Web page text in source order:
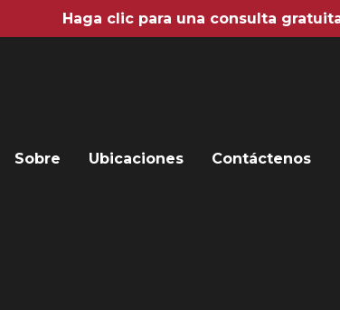
Haga clic para una consulta
Sobre Ubicaciones Contáctenos